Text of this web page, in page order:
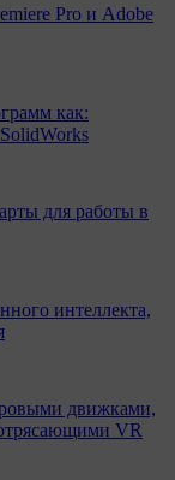
Pro и Adobe
как:
для работы в
интеллекта,
движками,
VR